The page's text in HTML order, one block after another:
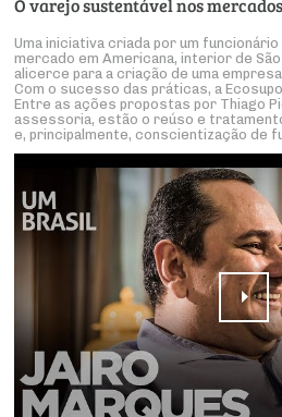
O varejo sustentável nos
Uma iniciativa criada por um
mercado em Americana, interior de
alicerce para a criação de uma
Com o sucesso das práticas, a
Entre as ações propostas por Thiago
assessoria, estão o reúso e
e, principalmente, conscientização de